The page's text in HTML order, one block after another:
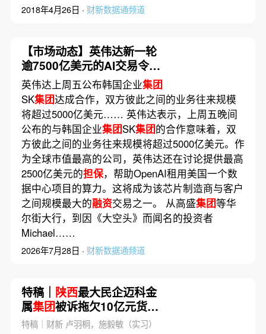
2018年4月26日 · 财新数据通频道
【市场动态】英伟达新一轮
逾7500亿美元的AI交易令循
环融资 忧虑重燃
英伟达上周五公布韩国企业集团
SK集团达成合作，双方彼此之间的业务往来规模
将超过5000亿美元…… 英伟达表示，上周五晚间
公布的与韩国企业集团SK集团的合作意味着，双
方彼此之间的业务往来规模将超过5000亿美元。作
为全球市值最高的公司，英伟达还在讨论提供最高
2500亿美元的担保，帮助OpenAI租用美国一个数
据中心项目的算力。这将成为该芯片制造商与客户
之间规模最大的融资交易之一。 从高盛集团等华
尔街大行，到因《大空头》而闻名的投资者
Michael……
2026年7月28日 · 财新数据通频道
特稿｜ 陕西最大民企迈科金
属集团被诉拖欠10亿元货款
巨额债务浮出水面
特稿｜财新 卢羽桐，施毅敏（实习）